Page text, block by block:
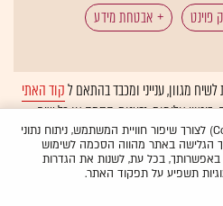
פוינט
אבטחת מידע
מגוון, ענייני ומכבד בהתאם לקוד האתי
ביטויי אלימות, גזענות, הסתה או כל שיח
ולא יפורסמו באתר.
האתר עושה שימוש בעוגיות (Cookies) לצורך שיפור חוויית המשתמש, ניתוח נתוני
הגלישה באתר מהווה הסכמה לשימוש
באפשרותך, בכל עת, לשנות את הגדרות
תשפיע על תפקוד האתר.